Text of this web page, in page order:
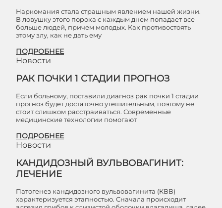
Наркомания стала страшным явлением нашей жизни.
В ловушку этого порока с каждым днем попадает все
больше людей, причем молодых. Как противостоять
этому злу, как не дать ему
ПОДРОБНЕЕ
Новости
РАК ПОЧКИ 1 СТАДИИ ПРОГНОЗ
Если больному, поставили диагноз рак почки 1 стадии
прогноз будет достаточно утешительным, поэтому не
стоит слишком расстраиваться. Современные
медицинские технологии помогают
ПОДРОБНЕЕ
Новости
КАНДИДОЗНЫЙ ВУЛЬВОВАГИНИТ:
ЛЕЧЕНИЕ
Патогенез кандидозного вульвовагинита (КВВ)
характеризуется этапностью. Сначала происходит